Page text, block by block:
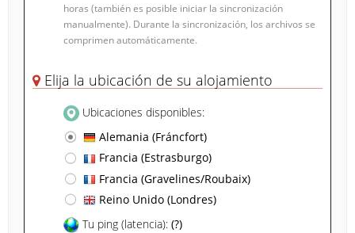
horas (también es posible iniciar la sincronización
manualmente). Durante la sincronización, los archivos se
comprimen automáticamente.
Elija la ubicación de su alojamiento
Ubicaciones disponibles:
Alemania (Fráncfort)
Francia (Estrasburgo)
Francia (Gravelines/Roubaix)
Reino Unido (Londres)
Tu ping (latencia): (?)